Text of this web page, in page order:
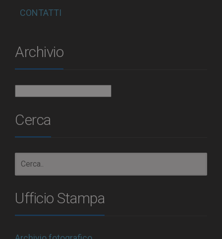
CONTATTI
Archivio
Cerca
Ufficio Stampa